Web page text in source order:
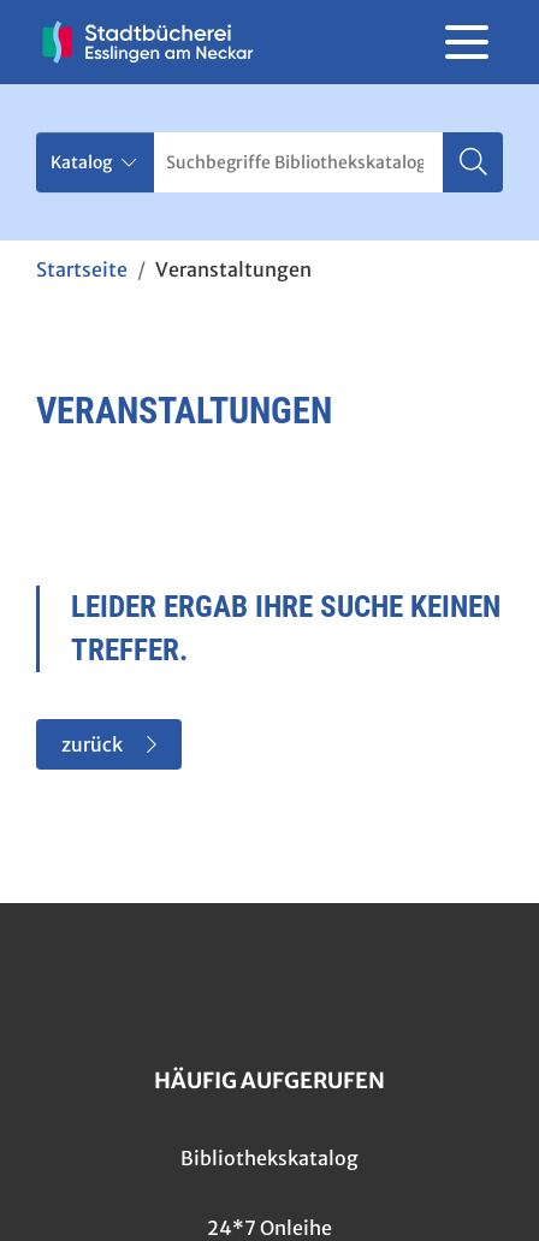
Startseite Veranstaltungen
VERANSTALTUNGEN
LEIDER ERGAB IHRE SUCHE KEINEN
TREFFER.
zurück
HÄUFIG AUFGERUFEN
Bibliothekskatalog
24*7 Onleihe